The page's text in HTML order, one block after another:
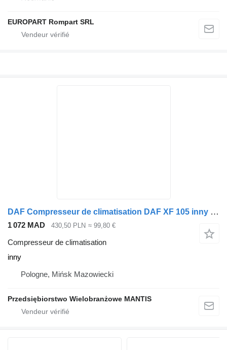
EUROPART Rompart SRL
DAF Compresseur de climatisation DAF XF 105 inny pour tracteur routier
1 072 MAD 430,50 PLN ≈ 99,80 €
Compresseur de climatisation
inny
Pologne, Mińsk Mazowiecki
Przedsiębiorstwo Wielobranżowe MANTIS